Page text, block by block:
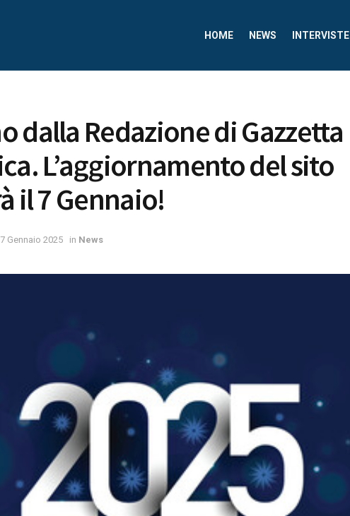
HOME NEWS INTERVISTE
dalla Redazione di Gazzetta
L’aggiornamento del sito
il 7 Gennaio!
7 Gennaio 2025 in News